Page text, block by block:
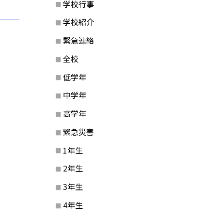
学校行事
学校紹介
緊急連絡
全校
低学年
中学年
高学年
緊急災害
1年生
2年生
3年生
4年生